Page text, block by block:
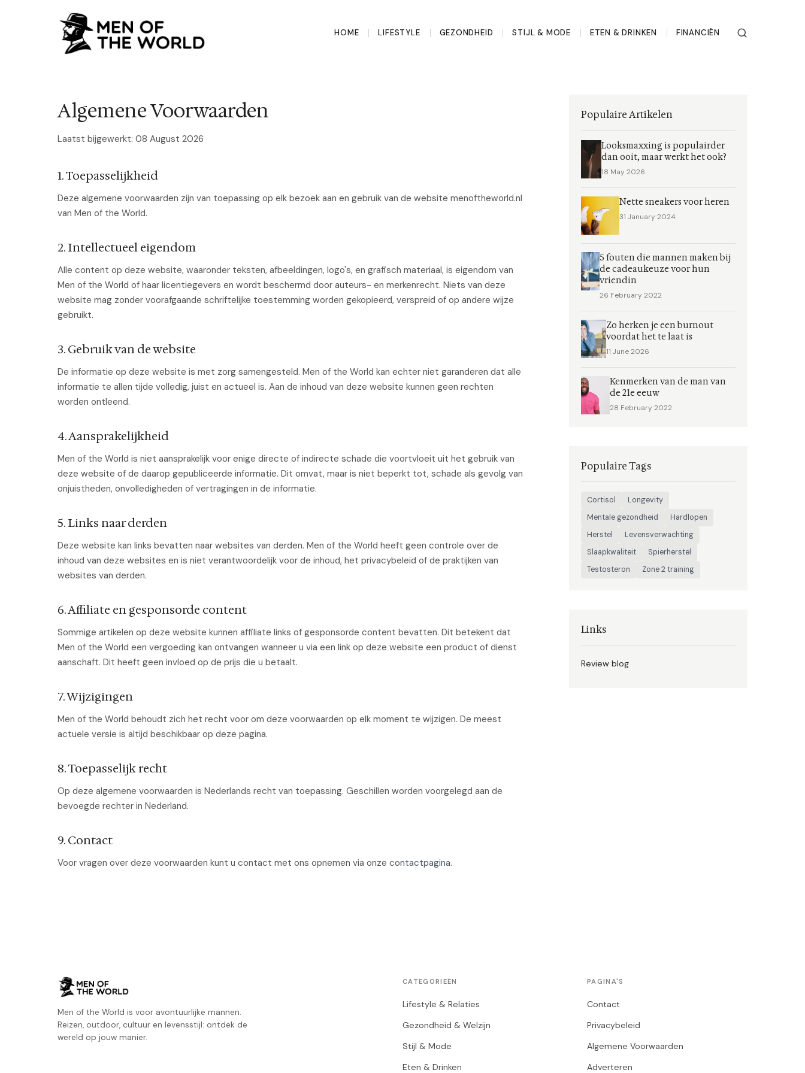
HOME LIFESTYLE GEZONDHEID STIJL & MODE ETEN & DRINKEN FINANCIËN
Algemene Voorwaarden
Laatst bijgewerkt: 08 August 2026
1. Toepasselijkheid
Deze algemene voorwaarden zijn van toepassing op elk bezoek aan en gebruik van de website menoftheworld.nl
van Men of the World.
2. Intellectueel eigendom
Alle content op deze website, waaronder teksten, afbeeldingen, logo's, en grafisch materiaal, is eigendom van
Men of the World of haar licentiegevers en wordt beschermd door auteurs- en merkenrecht. Niets van deze
website mag zonder voorafgaande schriftelijke toestemming worden gekopieerd, verspreid of op andere wijze
gebruikt.
3. Gebruik van de website
De informatie op deze website is met zorg samengesteld. Men of the World kan echter niet garanderen dat alle
informatie te allen tijde volledig, juist en actueel is. Aan de inhoud van deze website kunnen geen rechten
worden ontleend.
4. Aansprakelijkheid
Men of the World is niet aansprakelijk voor enige directe of indirecte schade die voortvloeit uit het gebruik van
deze website of de daarop gepubliceerde informatie. Dit omvat, maar is niet beperkt tot, schade als gevolg van
onjuistheden, onvolledigheden of vertragingen in de informatie.
5. Links naar derden
Deze website kan links bevatten naar websites van derden. Men of the World heeft geen controle over de
inhoud van deze websites en is niet verantwoordelijk voor de inhoud, het privacybeleid of de praktijken van
websites van derden.
6. Affiliate en gesponsorde content
Sommige artikelen op deze website kunnen affiliate links of gesponsorde content bevatten. Dit betekent dat
Men of the World een vergoeding kan ontvangen wanneer u via een link op deze website een product of dienst
aanschaft. Dit heeft geen invloed op de prijs die u betaalt.
7. Wijzigingen
Men of the World behoudt zich het recht voor om deze voorwaarden op elk moment te wijzigen. De meest
actuele versie is altijd beschikbaar op deze pagina.
8. Toepasselijk recht
Op deze algemene voorwaarden is Nederlands recht van toepassing. Geschillen worden voorgelegd aan de
bevoegde rechter in Nederland.
9. Contact
Voor vragen over deze voorwaarden kunt u contact met ons opnemen via onze contactpagina.
Populaire Artikelen
Looksmaxxing is populairder
dan ooit, maar werkt het ook?
18 May 2026
Nette sneakers voor heren
31 January 2024
5 fouten die mannen maken bij
de cadeaukeuze voor hun
vriendin
26 February 2022
Zo herken je een burnout
voordat het te laat is
11 June 2026
Kenmerken van de man van
de 21e eeuw
28 February 2022
Populaire Tags
Cortisol
Longevity
Mentale gezondheid
Hardlopen
Herstel
Levensverwachting
Slaapkwaliteit
Spierherstel
Testosteron
Zone 2 training
Links
Review blog
Men of the World is voor avontuurlijke mannen.
Reizen, outdoor, cultuur en levensstijl: ontdek de
wereld op jouw manier.
CATEGORIEËN
Lifestyle & Relaties
Gezondheid & Welzijn
Stijl & Mode
Eten & Drinken
PAGINA'S
Contact
Privacybeleid
Algemene Voorwaarden
Adverteren